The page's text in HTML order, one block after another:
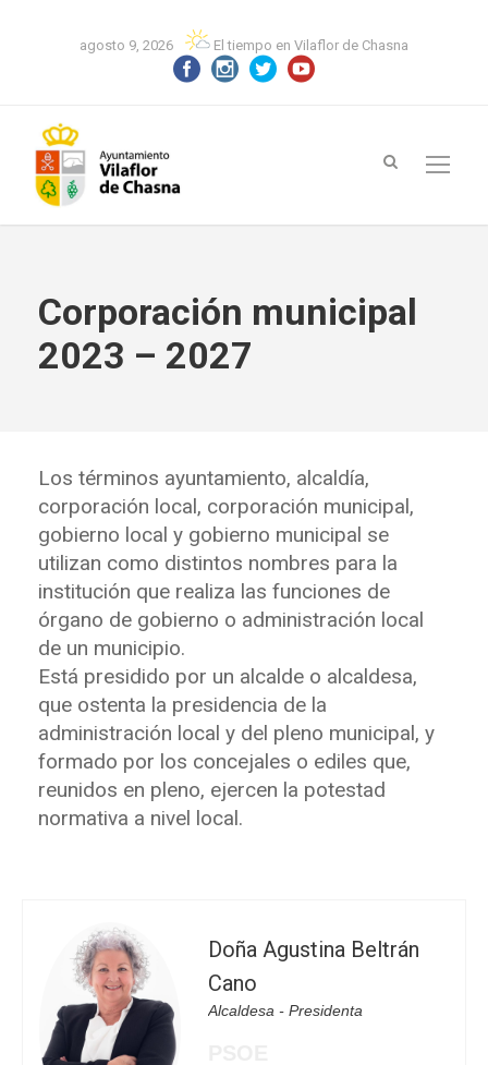
agosto 9, 2026 El tiempo en Vilaflor de Chasna
Corporación municipal
2023 – 2027
Los términos ayuntamiento, alcaldía,
corporación local, corporación municipal,
gobierno local y gobierno municipal se
utilizan como distintos nombres para la
institución que realiza las funciones de
órgano de gobierno o administración local
de un municipio.
Está presidido por un alcalde o alcaldesa,
que ostenta la presidencia de la
administración local y del pleno municipal, y
formado por los concejales o ediles que,
reunidos en pleno, ejercen la potestad
normativa a nivel local.
Doña Agustina Beltrán
Cano
Alcaldesa - Presidenta